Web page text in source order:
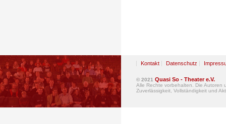
Kontakt Datenschutz
© 2021 Quasi So - Theater e.V.
Alle Rechte vorbehalten. Die Autoren
Zuverlässigkeit, Vollständigkeit und